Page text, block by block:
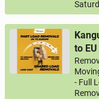
to EU
- Full